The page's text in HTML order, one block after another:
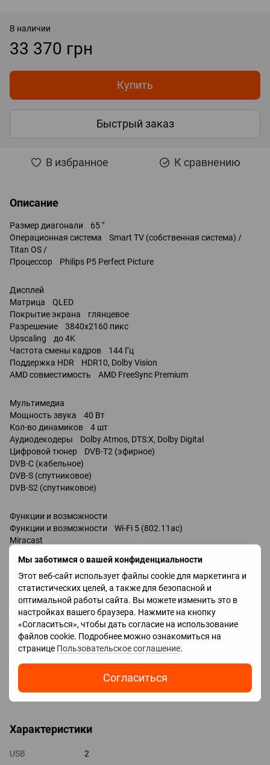
Мы заботимся о вашей конфиденциальности
Этот веб-сайт использует файлы cookie для маркетинга и
статистических целей, а также для безопасной и
оптимальной работы сайта. Вы можете изменить это в
настройках вашего браузера. Нажмите на кнопку
«Согласиться», чтобы дать согласие на использование
файлов cookie. Подробнее можно ознакомиться на
странице Пользовательское соглашение.
Согласиться
В наличии
33 370 грн
Купить
Быстрый заказ
В избранное К сравнению
Описание
Размер диагонали 65 "
Операционная система Smart TV (собственная система) /
Titan OS /
Процессор Philips P5 Perfect Picture
Дисплей
Матрица QLED
Покрытие экрана глянцевое
Разрешение 3840x2160 пикс
Upscaling до 4K
Частота смены кадров 144 Гц
Поддержка HDR HDR10, Dolby Vision
AMD совместимость AMD FreeSync Premium
Мультимедиа
Мощность звука 40 Вт
Кол-во динамиков 4 шт
Аудиодекодеры Dolby Atmos, DTS:X, Dolby Digital
Цифровой тюнер DVB-T2 (эфирное)
DVB-C (кабельное)
DVB-S (спутниковое)
DVB-S2 (спутниковое)
Функции и возможности
Функции и возможности Wi-Fi 5 (802.11ac)
Miracast
Ambilight
управление голосом
Amazon Alexa
Google Assistant
Разъемы
HDMI 4 шт
Версия HDMI v 2.1
Технологии HDMI eARC, CEC, ALLM, VRR
Выходы mini-Jack (3.5 мм) наушники
оптический
Характеристики
USB
2